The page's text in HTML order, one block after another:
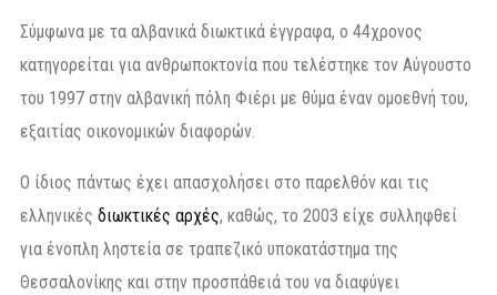
Σύμφωνα με τα αλβανικά διωκτικά έγγραφα, ο 44χρονος
κατηγορείται για ανθρωποκτονία που τελέστηκε τον Αύγουστο
του 1997 στην αλβανική πόλη Φιέρι με θύμα έναν ομοεθνή του,
εξαιτίας οικονομικών διαφορών.
Ο ίδιος πάντως έχει απασχολήσει στο παρελθόν και τις
ελληνικές διωκτικές αρχές, καθώς, το 2003 είχε συλληφθεί
για ένοπλη ληστεία σε τραπεζικό υποκατάστημα της
Θεσσαλονίκης και στην προσπάθειά του να διαφύγει